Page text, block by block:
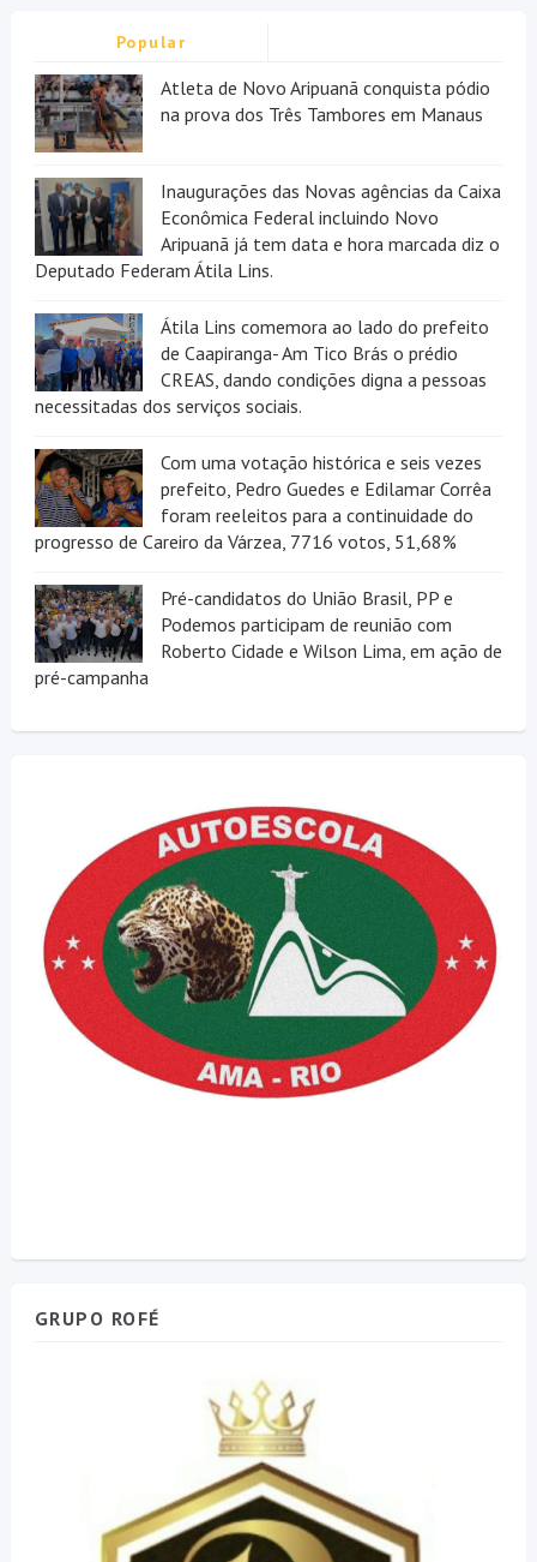
Popular
Atleta de Novo Aripuanã conquista pódio
na prova dos Três Tambores em Manaus
Inaugurações das Novas agências da Caixa
Econômica Federal incluindo Novo
Aripuanã já tem data e hora marcada diz o
Deputado Federam Átila Lins.
Átila Lins comemora ao lado do prefeito
de Caapiranga- Am Tico Brás o prédio
CREAS, dando condições digna a pessoas
necessitadas dos serviços sociais.
Com uma votação histórica e seis vezes
prefeito, Pedro Guedes e Edilamar Corrêa
foram reeleitos para a continuidade do
progresso de Careiro da Várzea, 7716 votos, 51,68%
Pré-candidatos do União Brasil, PP e
Podemos participam de reunião com
Roberto Cidade e Wilson Lima, em ação de
pré-campanha
GRUPO ROFÉ